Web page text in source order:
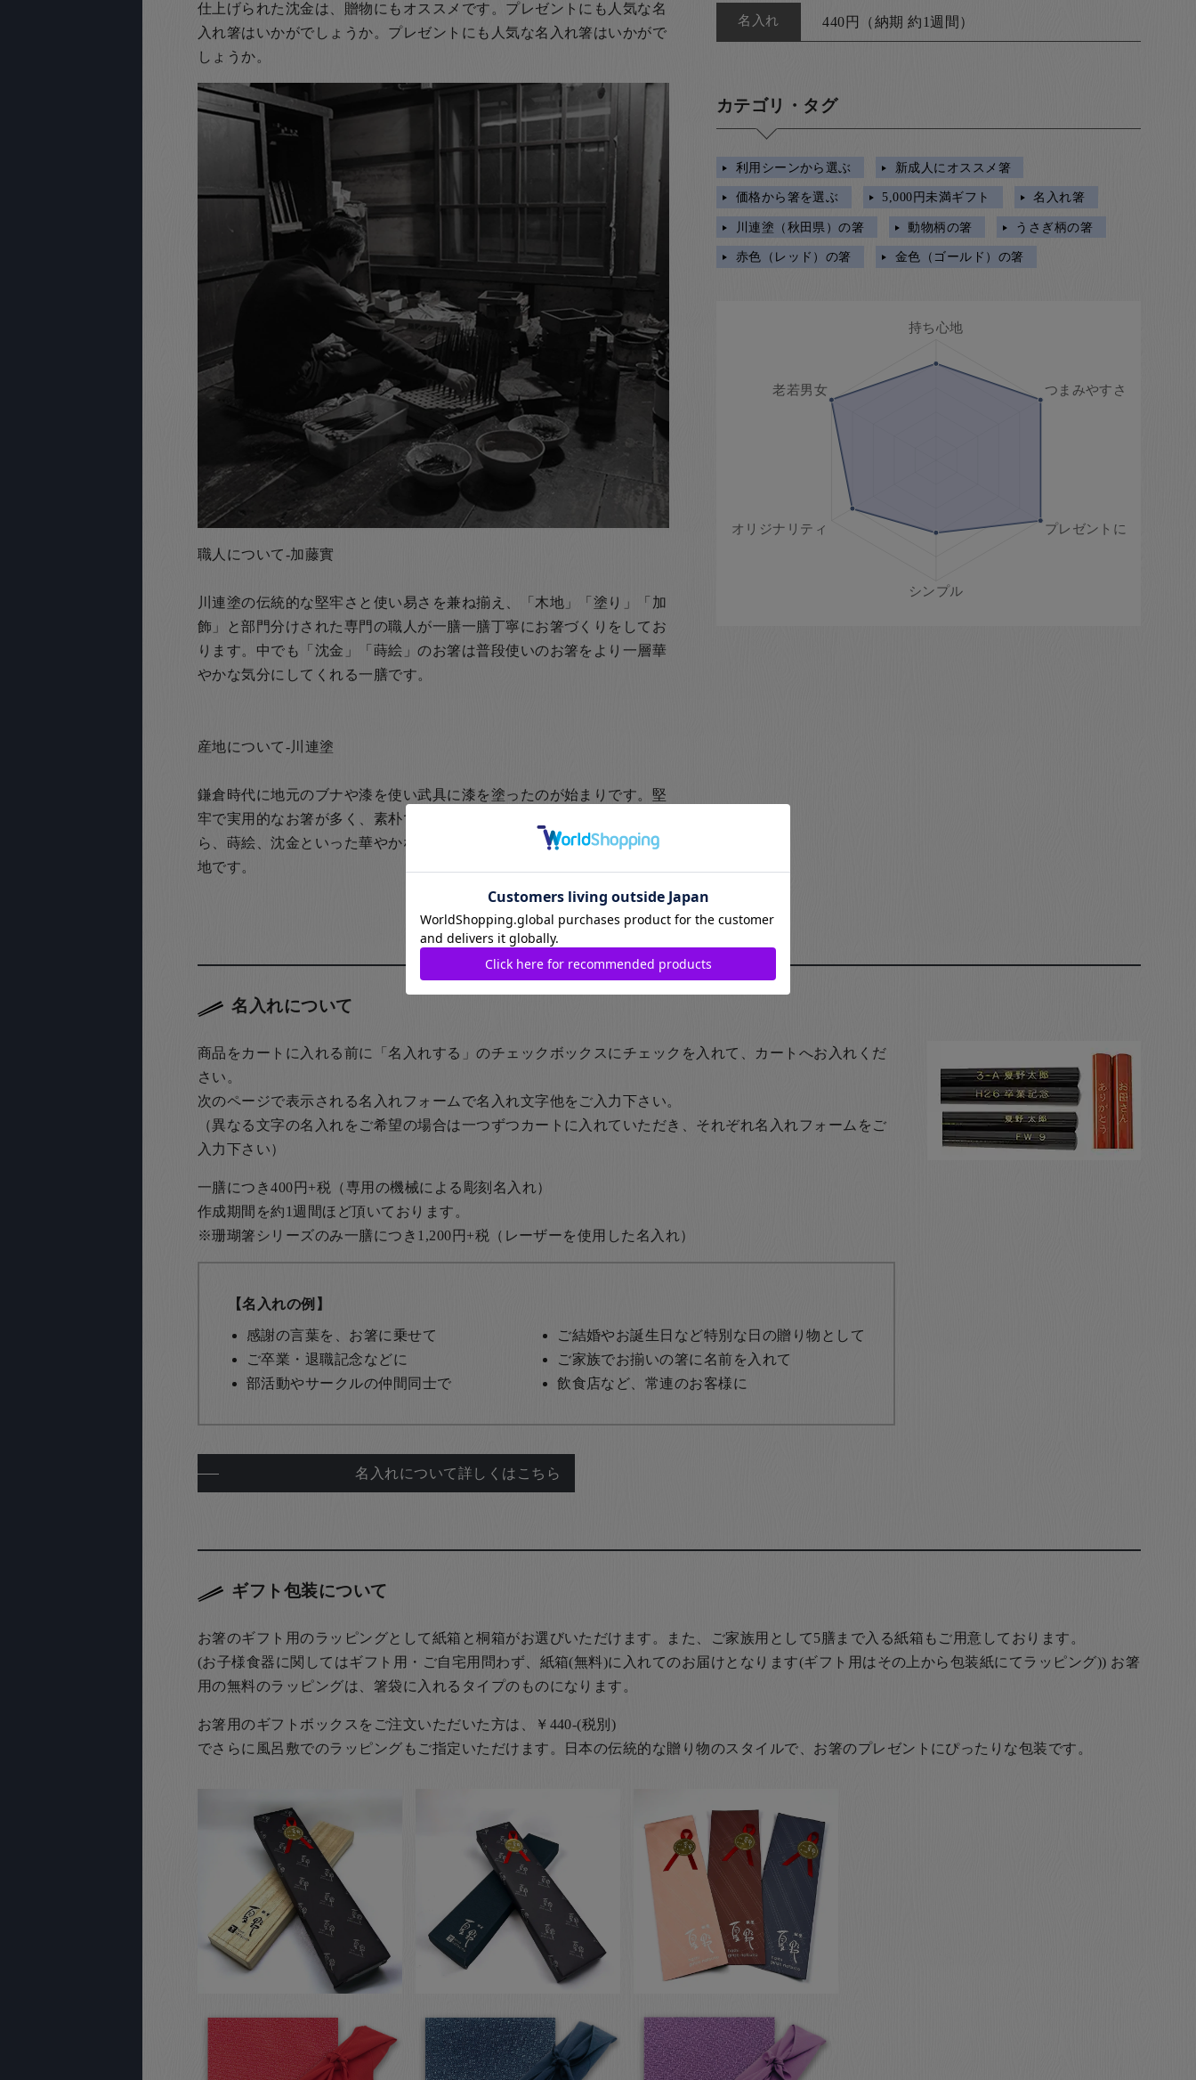
仕上げられた沈金は、贈物にもオススメです。 プレゼントにも人気な名
入れ箸はいかがでしょうか。 プレゼントにも人気な名入れ箸はいかがで
しょうか。
職人について-加藤實
川連塗の伝統的な堅牢さと使い易さを兼ね揃え、「木地」「塗り」「加
飾」と部門分けされた専門の職人が一膳一膳丁寧にお箸づくりをしてお
ります。中でも「沈金」「蒔絵」のお箸は普段使いのお箸をより一層華
やかな気分にしてくれる一膳です。
産地について-川連塗
鎌倉時代に地元のブナや漆を使い武具に漆を塗ったのが始まりです。堅
牢で実用的なお箸が多く、素朴で温かみのある飽きのこないデザインか
ら、蒔絵、沈金といった華やかなデザインのお箸など幅広くある漆器産
地です。
名入れ 440円（納期 約1週間）
カテゴリ・タグ
利用シーンから選ぶ 新成人にオススメ箸
価格から箸を選ぶ 5,000円未満ギフト 名入れ箸
川連塗（秋田県）の箸 動物柄の箸 うさぎ柄の箸
赤色（レッド）の箸 金色（ゴールド）の箸
名入れについて
商品をカートに入れる前に「名入れする」のチェックボックスにチェックを入れて、カートへお入れくだ
さい。
次のページで表示される名入れフォームで名入れ文字他をご入力下さい。
（異なる文字の名入れをご希望の場合は一つずつカートに入れていただき、それぞれ名入れフォームをご
入力下さい）
一膳につき400円+税（専用の機械による彫刻名入れ）
作成期間を約1週間ほど頂いております。
※珊瑚箸シリーズのみ一膳につき1,200円+税 （レーザーを使用した名入れ）
【名入れの例】
感謝の言葉を、お箸に乗せて
ご結婚やお誕生日など特別な日の贈り物として
ご卒業・退職記念などに
ご家族でお揃いの箸に名前を入れて
部活動やサークルの仲間同士で
飲食店など、常連のお客様に
名入れについて詳しくはこちら
ギフト包装について
お箸のギフト用のラッピングとして紙箱と桐箱がお選びいただけます。また、ご家族用として5膳まで入る紙箱もご用意しております。
(お子様食器に関してはギフト用・ご自宅用問わず、紙箱(無料)に入れてのお届けとなります(ギフト用はその上から包装紙にてラッピング)) お箸
用の無料のラッピングは、箸袋に入れるタイプのものになります。
お箸用のギフトボックスをご注文いただいた方は、￥440-(税別)
でさらに風呂敷でのラッピングもご指定いただけます。日本の伝統的な贈り物のスタイルで、お箸のプレゼントにぴったりな包装です。